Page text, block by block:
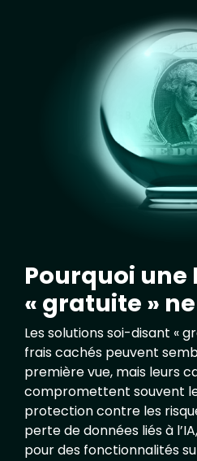
Pourquoi une
« gratuite »
Les solutions soi-disant «
frais cachés peuvent
première vue, mais leurs
compromettent souvent
protection contre les
perte de données liés à
pour des fonctionnalités